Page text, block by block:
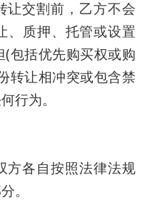
让交割前，乙方不会
、质押、托管或设置
包括优先购买权或购
转让相冲突或包含禁
行为。
方各自按照法律法规
。